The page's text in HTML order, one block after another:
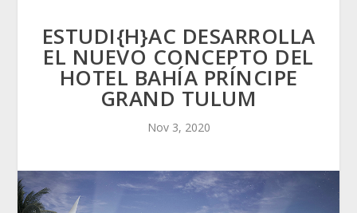
ESTUDI{H}AC DESARROLLA
EL NUEVO CONCEPTO DEL
HOTEL BAHÍA PRÍNCIPE
GRAND TULUM
Nov 3, 2020